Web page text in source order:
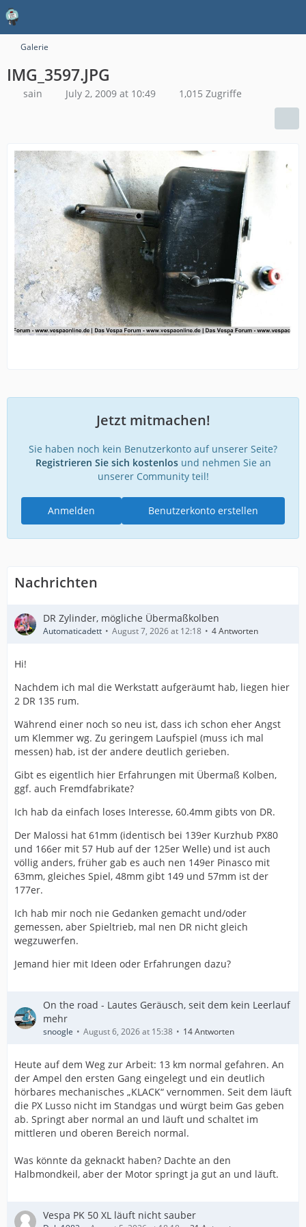
Galerie
IMG_3597.JPG
sain July 2, 2009 at 10:49 1,015 Zugriffe
Jetzt mitmachen!
Sie haben noch kein Benutzerkonto auf unserer Seite?
Registrieren Sie sich kostenlosund nehmen Sie an
unserer Community teil!
Benutzerkonto erstellen
Anmelden
Nachrichten
DR Zylinder, mögliche Übermaßkolben
Automaticadett August 7, 2026 at 12:18 4 Antworten
Hi!
Nachdem ich mal die Werkstatt aufgeräumt hab, liegen hier
2 DR 135 rum.
Während einer noch so neu ist, dass ich schon eher Angst
um Klemmer wg. Zu geringem Laufspiel (muss ich mal
messen) hab, ist der andere deutlich gerieben.
Gibt es eigentlich hier Erfahrungen mit Übermaß Kolben,
ggf. auch Fremdfabrikate?
Ich hab da einfach loses Interesse, 60.4mm gibts von DR.
Der Malossi hat 61mm (identisch bei 139er Kurzhub PX80
und 166er mit 57 Hub auf der 125er Welle) und ist auch
völlig anders, früher gab es auch nen 149er Pinasco mit
63mm, gleiches Spiel, 48mm gibt 149 und 57mm ist der
177er.
Ich hab mir noch nie Gedanken gemacht und/oder
gemessen, aber Spieltrieb, mal nen DR nicht gleich
wegzuwerfen.
Jemand hier mit Ideen oder Erfahrungen dazu?
On the road - Lautes Geräusch, seit dem kein Leerlauf
mehr
snoogle August 6, 2026 at 15:38 14 Antworten
Heute auf dem Weg zur Arbeit: 13 km normal gefahren. An
der Ampel den ersten Gang eingelegt und ein deutlich
hörbares mechanisches „KLACK“ vernommen. Seit dem läuft
die PX Lusso nicht im Standgas und würgt beim Gas geben
ab. Springt aber normal an und läuft und schaltet im
mittleren und oberen Bereich normal.
Was könnte da geknackt haben? Dachte an den
Halbmondkeil, aber der Motor springt ja gut an und läuft.
Vespa PK 50 XL läuft nicht sauber